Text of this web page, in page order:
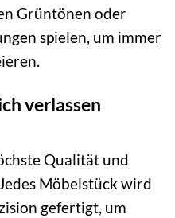
Grüntönen oder
spielen, um immer
verlassen
Qualität und
Möbelstück wird
gefertigt, um